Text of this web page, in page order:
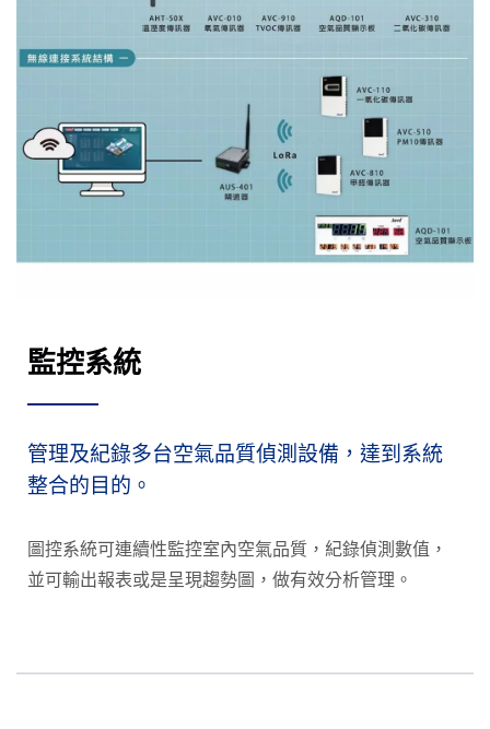
監控系統
管理及紀錄多台空氣品質偵測設備，達到系統
整合的目的。
圖控系統可連續性監控室內空氣品質，紀錄偵測數值，
並可輸出報表或是呈現趨勢圖，做有效分析管理。